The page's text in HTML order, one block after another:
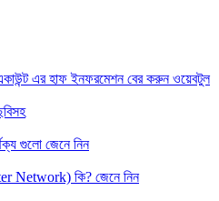
এর হাফ ইনফরমেশন বের করুন ওয়েবটুল
গুলো জেনে নিন
Network) কি? জেনে নিন